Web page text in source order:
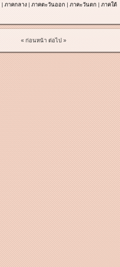
| ภาคกลาง | ภาคตะวันออก | ภาคะวันตก | ภาคใต้
« ก่อนหน้า ต่อไป »